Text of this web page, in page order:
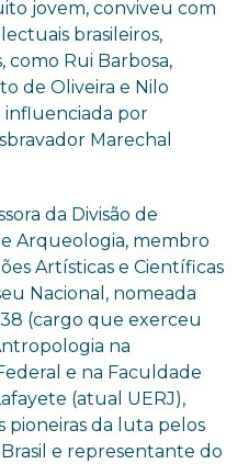
jovem, conviveu com
brasileiros,
como Rui Barbosa,
de Oliveira e Nilo
influenciada por
Marechal
da Divisão de
Arqueologia, membro
Artísticas e Científicas
Nacional, nomeada
(cargo que exerceu
na
e na Faculdade
(atual UERJ),
pioneiras da luta pelos
e representante do